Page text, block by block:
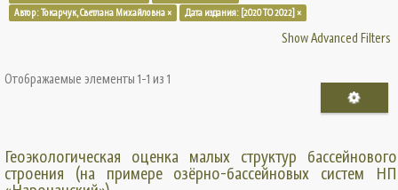
Автор: Токарчук, Светлана Михайловна ×
Дата издания: [2020 TO 2022] ×
Show Advanced Filters
Отображаемые элементы 1-1 из 1
Геоэкологическая оценка малых структур бассейнового
строения (на примере озёрно-бассейновых систем НП